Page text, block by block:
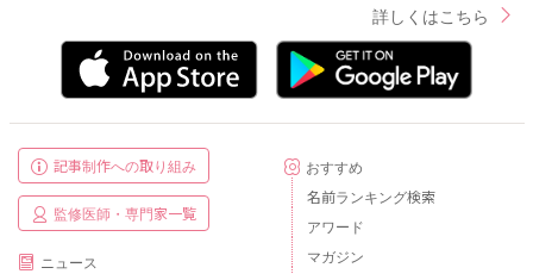
詳しくはこちら
記事制作への取り組み
監修医師・専門家一覧
ニュース
おすすめ
名前ランキング検索
アワード
マガジン